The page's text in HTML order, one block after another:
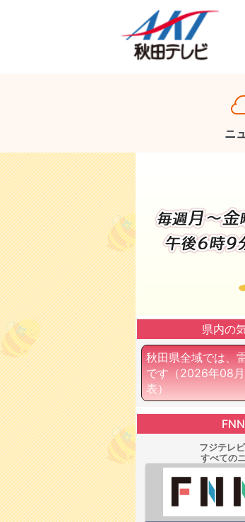
ニ
県内の
秋田県全域では、
です （2026年08
表）
フジテレ
すべての